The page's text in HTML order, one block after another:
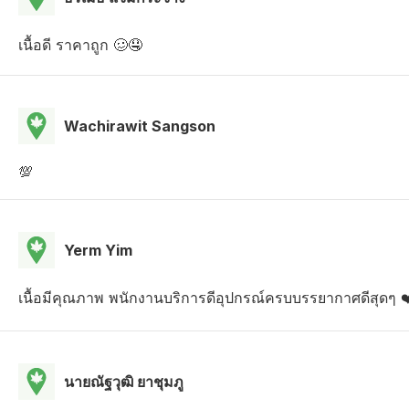
เนื้อดี ราคาถูก 🥴🤤
Wachirawit Sangson
💯
Yerm Yim
เนื้อมีคุณภาพ พนักงานบริการดีอุปกรณ์ครบบรรยากาศดีสุด
นายณัฐวุฒิ ยาชุมภู